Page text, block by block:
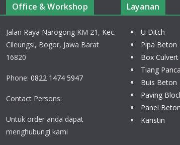
Office & Workshop
Jalan Raya Narogong KM 21, Kec.
Cileungsi, Bogor, Jawa Barat
16820
Phone: 0822 1474 5947
Contact Persons:
Untuk order anda dapat
menghubungi kami
Layanan
U Ditch
Pipa Beton
Box Culvert
Tiang
Buis Beton
Paving
Panel Beton
Kanstin